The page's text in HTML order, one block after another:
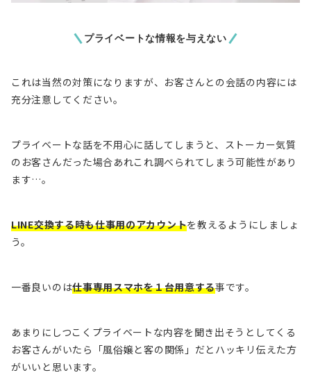
プライベートな情報を与えない
これは当然の対策になりますが、お客さんとの会話の内容には
充分注意してください。
プライベートな話を不用心に話してしまうと、ストーカー気質
のお客さんだった場合あれこれ調べられてしまう可能性があり
ます…。
LINE交換する時も仕事用のアカウントを教えるようにしましょ
う。
一番良いのは仕事専用スマホを１台用意する事です。
あまりにしつこくプライベートな内容を聞き出そうとしてくる
お客さんがいたら 「風俗嬢と客の関係」 だとハッキリ伝えた方
がいいと思います。